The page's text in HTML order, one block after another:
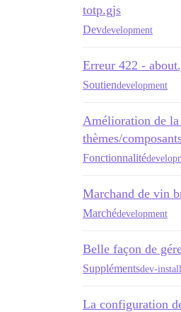
totp.gjs
Devdevelopment
Erreur 422 -
Soutiendevelopment
Amélioration de
thèmes/
Fonctionnalité
Marchand de vin
Marchédevelopment
Belle façon de
Supplémentsdev-install
La configuration